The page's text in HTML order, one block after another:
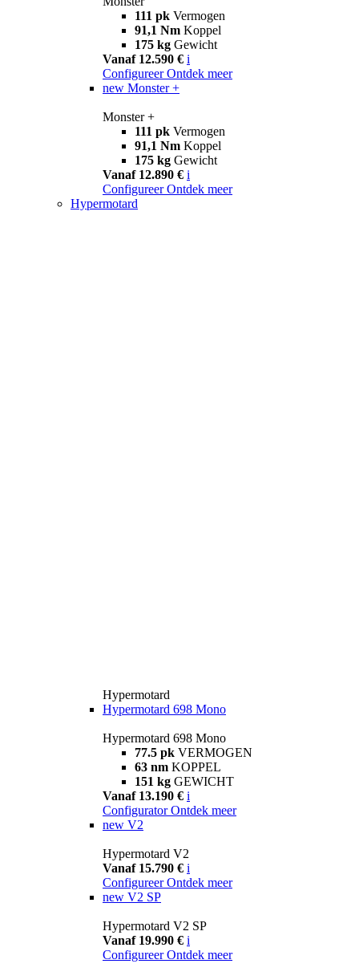
111 pk Vermogen
91,1 Nm Koppel
175 kg Gewicht
Vanaf 12.590 € i
Configureer Ontdek meer
new Monster +
Monster +
111 pk Vermogen
91,1 Nm Koppel
175 kg Gewicht
Vanaf 12.890 € i
Configureer Ontdek meer
Hypermotard
Hypermotard
Hypermotard 698 Mono
Hypermotard 698 Mono
77.5 pk VERMOGEN
63 nm KOPPEL
151 kg GEWICHT
Vanaf 13.190 € i
Configurator Ontdek meer
new V2
Hypermotard V2
Vanaf 15.790 € i
Configureer Ontdek meer
new V2 SP
Hypermotard V2 SP
Vanaf 19.990 € i
Configureer Ontdek meer